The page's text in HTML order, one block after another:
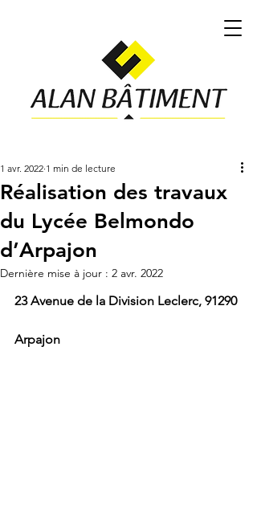
Réalisation des travaux
du Lycée Belmondo
d’Arpajon
1 avr. 2022 1 min de lecture
Dernière mise à jour : 2 avr. 2022
23 Avenue de la Division Leclerc, 91290
Arpajon